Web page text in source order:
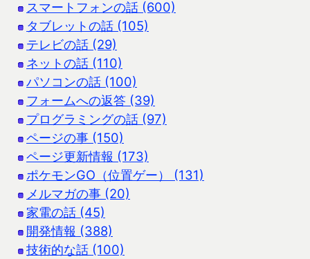
スマートフォンの話 (600)
タブレットの話 (105)
テレビの話 (29)
ネットの話 (110)
パソコンの話 (100)
フォームへの返答 (39)
プログラミングの話 (97)
ページの事 (150)
ページ更新情報 (173)
ポケモンGO（位置ゲー） (131)
メルマガの事 (20)
家電の話 (45)
開発情報 (388)
技術的な話 (100)